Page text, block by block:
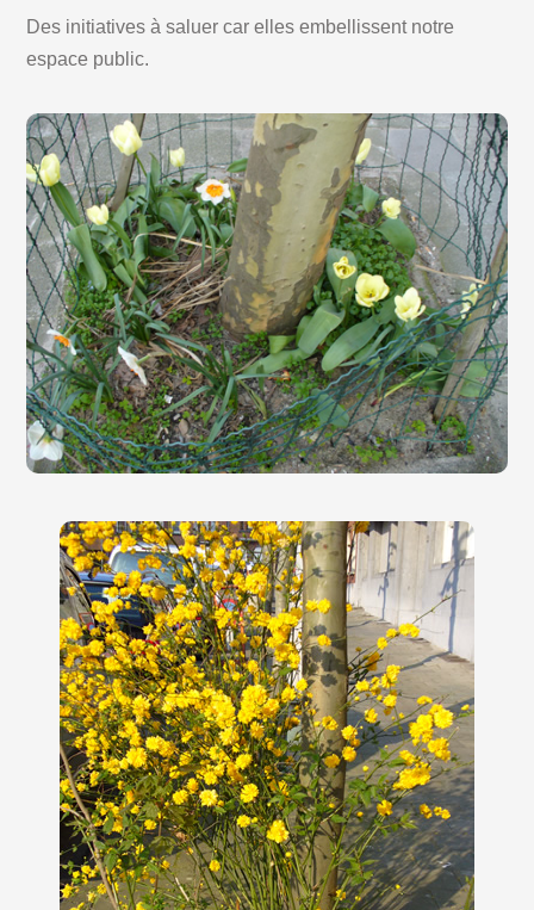
Des initiatives à saluer car elles embellissent notre
espace public.